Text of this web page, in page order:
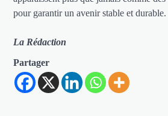
pour garantir un avenir stable et durable.
La Rédaction
Partager